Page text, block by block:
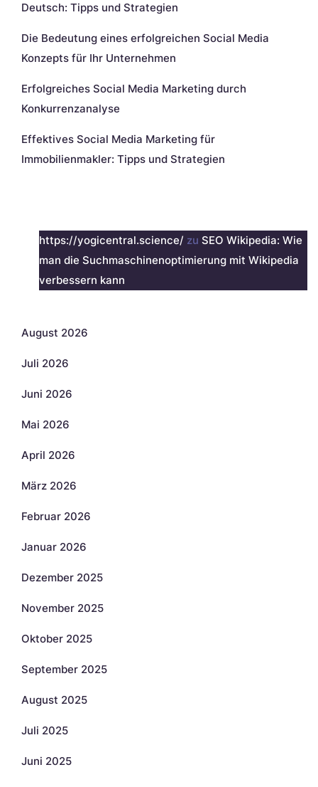
Deutsch: Tipps und Strategien
Die Bedeutung eines erfolgreichen Social Media
Konzepts für Ihr Unternehmen
Erfolgreiches Social Media Marketing durch
Konkurrenzanalyse
Effektives Social Media Marketing für
Immobilienmakler: Tipps und Strategien
https://yogicentral.science/ zu SEO Wikipedia: Wie
man die Suchmaschinenoptimierung mit Wikipedia
verbessern kann
August 2026
Juli 2026
Juni 2026
Mai 2026
April 2026
März 2026
Februar 2026
Januar 2026
Dezember 2025
November 2025
Oktober 2025
September 2025
August 2025
Juli 2025
Juni 2025